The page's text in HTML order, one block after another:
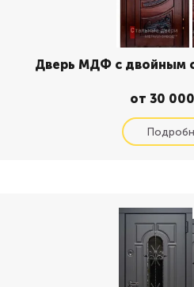
Дверь МДФ с двойным
от 30